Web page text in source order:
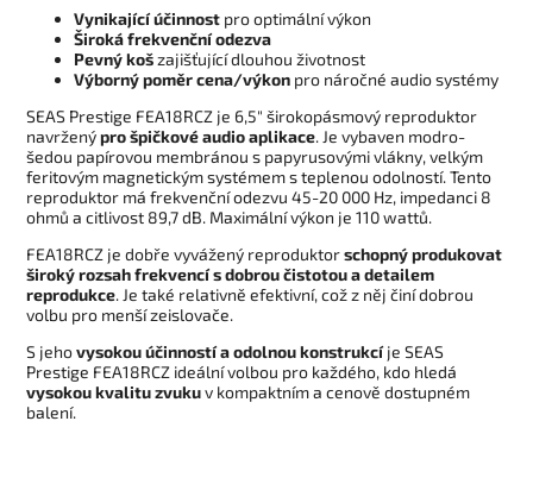
Vynikající účinnost pro optimální výkon
Široká frekvenční odezva
Pevný košzajišťující dlouhou životnost
Výborný poměr cena/výkon pro náročné audio systémy
SEAS Prestige FEA18RCZ je 6,5" širokopásmový reproduktor
navrženýpro špičkové audio aplikace. Je vybaven modro-
šedou papírovou membránou s papyrusovými vlákny, velkým
feritovým magnetickým systémem s teplenou odolností. Tento
reproduktor má frekvenční odezvu 45-20 000 Hz, impedanci 8
ohmů a citlivost 89,7 dB. Maximální výkon je 110 wattů.
FEA18RCZ je dobře vyvážený reproduktorschopný produkovat
široký rozsah frekvencí s dobrou čistotou a detailem
reprodukce. Je také relativně efektivní, což z něj činí dobrou
volbu pro menší zeislovače.
S jehovysokou účinností a odolnou konstrukcíje SEAS
Prestige FEA18RCZ ideální volbou pro každého, kdo hledá
vysokou kvalitu zvukuv kompaktním a cenově dostupném
balení.